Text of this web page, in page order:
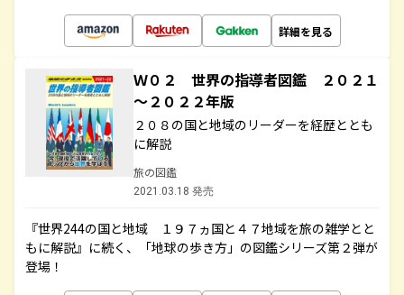
詳細を見る
Ｗ０２ 世界の指導者図鑑 ２０２１
～２０２２年版
２０８の国と地域のリーダーを経歴ととも
に解説
旅の図鑑
2021.03.18 発売
『世界244の国と地域 １９７ヵ国と４７地域を旅の雑学とと
もに解説』に続く、「地球の歩き方」の図鑑シリーズ第２弾が
登場！